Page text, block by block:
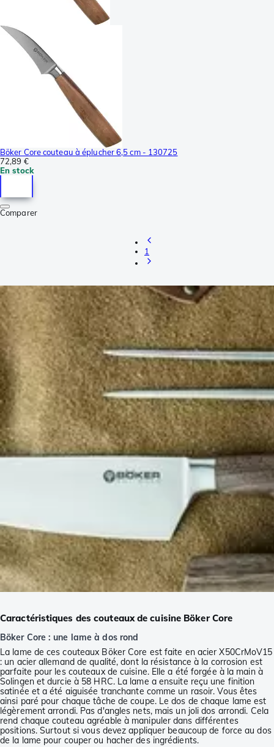
Böker Core couteau à éplucher 6,5 cm - 130725
72,89 €
En stock
Comparer
1
Caractéristiques des couteaux de cuisine Böker Core
Böker Core : une lame à dos rond
La lame de ces couteaux Böker Core est faite en acier X50CrMoV15
: un acier allemand de qualité, dont la résistance à la corrosion est
parfaite pour les couteaux de cuisine. Elle a été forgée à la main à
Solingen et durcie à 58 HRC. La lame a ensuite reçu une finition
satinée et a été aiguisée tranchante comme un rasoir. Vous êtes
ainsi paré pour chaque tâche de coupe. Le dos de chaque lame est
légèrement arrondi. Pas d'angles nets, mais un joli dos arrondi. Cela
rend chaque couteau agréable à manipuler dans différentes
positions. Surtout si vous devez appliquer beaucoup de force au dos
de la lame pour couper ou hacher des ingrédients.